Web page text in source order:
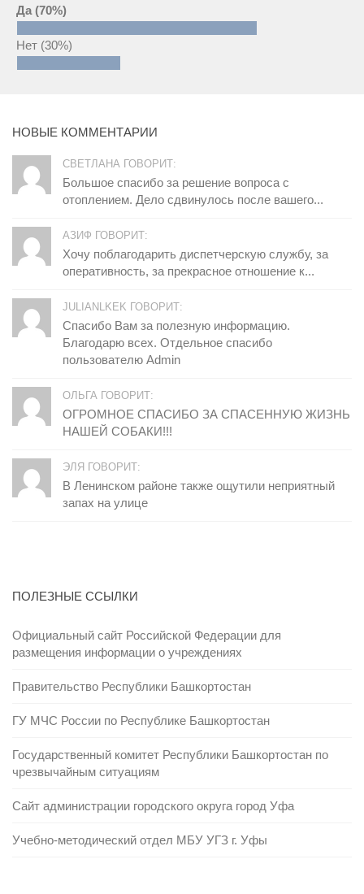
Да (70%)
Нет (30%)
НОВЫЕ КОММЕНТАРИИ
СВЕТЛАНА ГОВОРИТ:
Большое спасибо за решение вопроса с
отоплением. Дело сдвинулось после вашего...
АЗИФ ГОВОРИТ:
Хочу поблагодарить диспетчерскую службу, за
оперативность, за прекрасное отношение к...
JULIANLKEK ГОВОРИТ:
Спасибо Вам за полезную информацию.
Благодарю всех. Отдельное спасибо
пользователю Admin
ОЛЬГА ГОВОРИТ:
ОГРОМНОЕ СПАСИБО ЗА СПАСЕННУЮ ЖИЗНЬ
НАШЕЙ СОБАКИ!!!
ЭЛЯ ГОВОРИТ:
В Ленинском районе также ощутили неприятный
запах на улице
ПОЛЕЗНЫЕ ССЫЛКИ
Официальный сайт Российской Федерации для
размещения информации о учреждениях
Правительство Республики Башкортостан
ГУ МЧС России по Республике Башкортостан
Государственный комитет Республики Башкортостан по
чрезвычайным ситуациям
Сайт администрации городского округа город Уфа
Учебно-методический отдел МБУ УГЗ г. Уфы